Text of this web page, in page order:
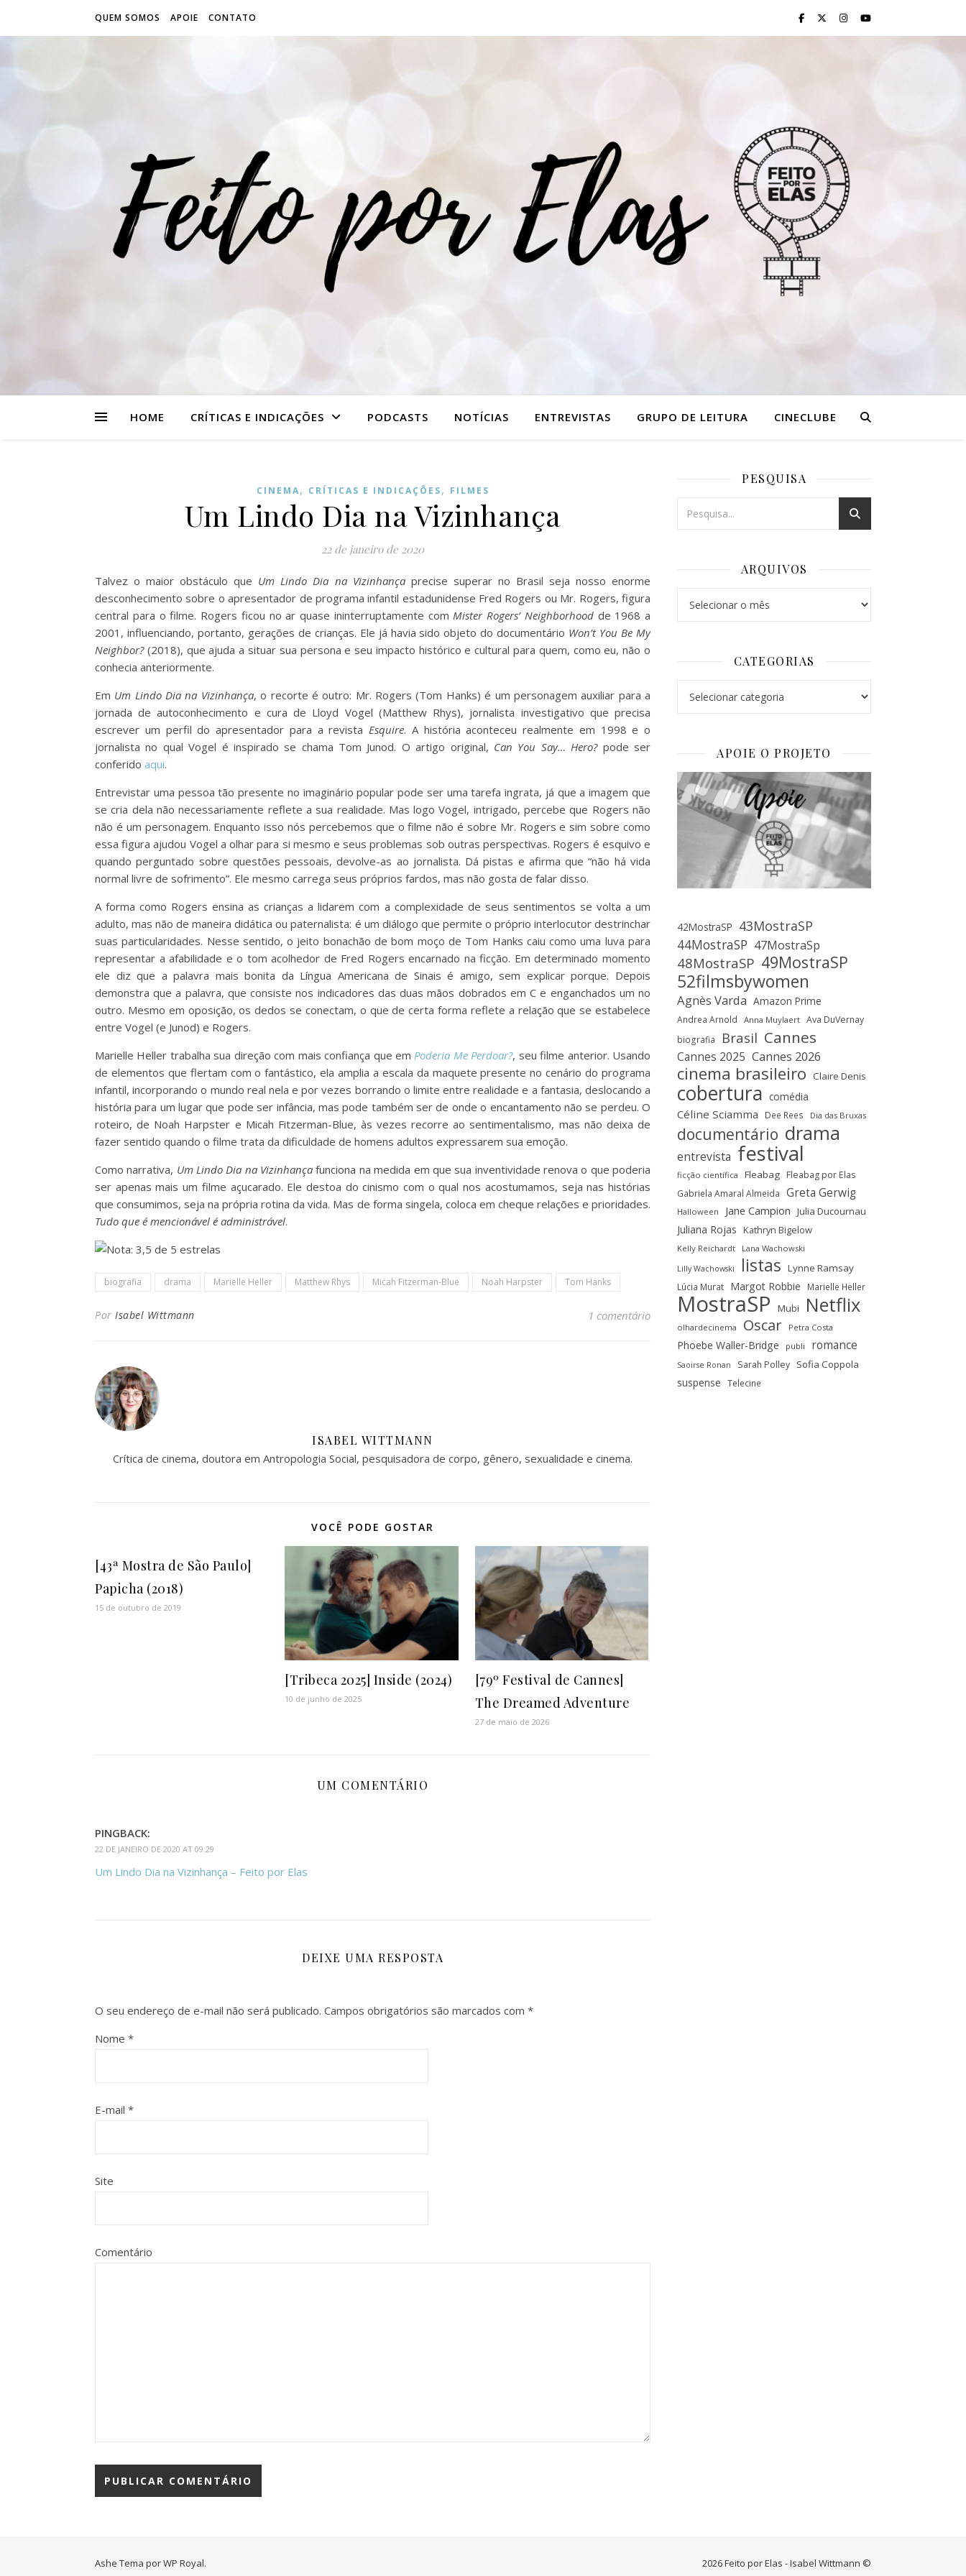
QUEM SOMOS APOIE CONTATO
HOME CRÍTICAS E INDICAÇÕES PODCASTS NOTÍCIAS ENTREVISTAS GRUPO DE LEITURA CINECLUBE
CINEMA, CRÍTICAS E INDICAÇÕES, FILMES
Um Lindo Dia na Vizinhança
22 de janeiro de 2020
Talvez o maior obstáculo que Um Lindo Dia na Vizinhança precise superar no Brasil seja nosso enorme
desconhecimento sobre o apresentador de programa infantil estadunidense Fred Rogers ou Mr. Rogers, figura
central para o filme. Rogers ficou no ar quase ininterruptamente comMister Rogers’ Neighborhoodde 1968 a
2001, influenciando, portanto, gerações de crianças. Ele já havia sido objeto do documentário Won’t You Be My
Neighbor?(2018), que ajuda a situar sua persona e seu impacto histórico e cultural para quem, como eu, não o
conhecia anteriormente.
Em Um Lindo Dia na Vizinhança, o recorte é outro: Mr. Rogers (Tom Hanks) é um personagem auxiliar para a
jornada de autoconhecimento e cura de Lloyd Vogel (Matthew Rhys), jornalista investigativo que precisa
escrever um perfil do apresentador para a revista Esquire. A história aconteceu realmente em 1998 e o
jornalista no qual Vogel é inspirado se chama Tom Junod. O artigo original, Can You Say… Hero?pode ser
conferido aqui.
Entrevistar uma pessoa tão presente no imaginário popular pode ser uma tarefa ingrata, já que a imagem que
se cria dela não necessariamente reflete a sua realidade. Mas logo Vogel, intrigado, percebe que Rogers não
não é um personagem. Enquanto isso nós percebemos que o filme não é sobre Mr. Rogers e sim sobre como
essa figura ajudou Vogel a olhar para si mesmo e seus problemas sob outras perspectivas. Rogers é esquivo e
quando perguntado sobre questões pessoais, devolve-as ao jornalista. Dá pistas e afirma que “não há vida
normal livre de sofrimento”. Ele mesmo carrega seus próprios fardos, mas não gosta de falar disso.
A forma como Rogers ensina as crianças a lidarem com a complexidade de seus sentimentos se volta a um
adulto, mas não de maneira didática ou paternalista: é um diálogo que permite o próprio interlocutor destrinchar
suas particularidades. Nesse sentido, o jeito bonachão de bom moço de Tom Hanks caiu como uma luva para
representar a afabilidade e o tom acolhedor de Fred Rogers encarnado na ficção. Em determinado momento
ele diz que a palavra mais bonita da Língua Americana de Sinais é amigo, sem explicar porque. Depois
demonstra que a palavra, que consiste nos indicadores das duas mãos dobrados em C e enganchados um no
outro. Mesmo em oposição, os dedos se conectam, o que de certa forma reflete a relação que se estabelece
entre Vogel (e Junod) e Rogers.
Marielle Heller trabalha sua direção com mais confiança que emPoderia Me Perdoar?, seu filme anterior. Usando
de elementos que flertam com o fantástico, ela amplia a escala da maquete presente no cenário do programa
infantil, incorporando o mundo real nela e por vezes borrando o limite entre realidade e a fantasia, deslocando a
história para um lugar que pode ser infância, mas pode também ser de onde o encantamento não se perdeu. O
roteiro, de Noah Harpster e Micah Fitzerman-Blue, às vezes recorre ao sentimentalismo, mas não deixa de
fazer sentido quando o filme trata da dificuldade de homens adultos expressarem sua emoção.
Como narrativa, Um Lindo Dia na Vizinhança funciona na medida em que sua inventividade renova o que poderia
ser apenas mais um filme açucarado. Ele destoa do cinismo com o qual nos acostumamos, seja nas histórias
que consumimos, seja na própria rotina da vida. Mas de forma singela, coloca em cheque relações e prioridades.
Tudo que é mencionável é administrável.
biografia drama Marielle Heller Matthew Rhys Micah Fitzerman-Blue Noah Harpster Tom Hanks
Por Isabel Wittmann 1 comentário
ISABEL WITTMANN
Crítica de cinema, doutora em Antropologia Social, pesquisadora de corpo, gênero, sexualidade e cinema.
VOCÊ PODE GOSTAR
[43ª Mostra de São Paulo]
Papicha (2018)
15 de outubro de 2019
[Tribeca 2025] Inside (2024)
10 de junho de 2025
[79º Festival de Cannes]
The Dreamed Adventure
27 de maio de 2026
UM COMENTÁRIO
PINGBACK:
22 DE JANEIRO DE 2020 AT 09:29
Um Lindo Dia na Vizinhança – Feito por Elas
DEIXE UMA RESPOSTA
O seu endereço de e-mail não será publicado. Campos obrigatórios são marcados com *
Nome *
E-mail *
Site
Comentário
PESQUISA
ARQUIVOS
CATEGORIAS
APOIE O PROJETO
42MostraSP 43MostraSP
44MostraSP 47MostraSp
48MostraSP 49MostraSP
52filmsbywomen
Agnès Varda Amazon Prime
Andrea Arnold Anna Muylaert Ava DuVernay
biografia Brasil Cannes
Cannes 2025 Cannes 2026
cinema brasileiro Claire Denis
cobertura comédia
Céline Sciamma Dee Rees Dia das Bruxas
documentário drama
entrevista festival
ficção científica Fleabag Fleabag por Elas
Gabriela Amaral Almeida Greta Gerwig
Halloween Jane Campion Julia Ducournau
Juliana Rojas Kathryn Bigelow
Kelly Reichardt Lana Wachowski
Lilly Wachowski listas Lynne Ramsay
Lúcia Murat Margot Robbie Marielle Heller
MostraSP Mubi Netflix
olhardecinema Oscar Petra Costa
Phoebe Waller-Bridge publi romance
Saoirse Ronan Sarah Polley Sofia Coppola
suspense Telecine
2026 Feito por Elas - Isabel Wittmann ©
Ashe Tema porWP Royal.